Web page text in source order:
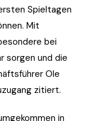
Spieltagen
Mit
bei
sorgen und die
Ole
zitiert.
in